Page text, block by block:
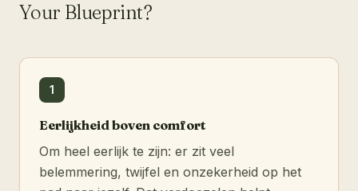
Your Blueprint?
1
Eerlijkheid boven comfort
Om heel eerlijk te zijn: er zit veel
belemmering, twijfel en onzekerheid op het